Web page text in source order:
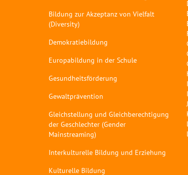
Bildung zur Akzeptanz von Vielfalt
(Diversity)
Demokratiebildung
Europabildung in der Schule
Gesundheitsförderung
Gewaltprävention
Gleichstellung und Gleichberechtigung
der Geschlechter (Gender
Mainstreaming)
Interkulturelle Bildung und Erziehung
Kulturelle Bildung